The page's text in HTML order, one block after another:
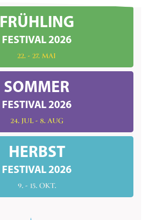
FRÜHLING
FESTIVAL 2026
22. - 27. MAI
SOMMER
FESTIVAL 2026
24. JUL - 8. AUG
HERBST
FESTIVAL 2026
9. - 15. OKT.